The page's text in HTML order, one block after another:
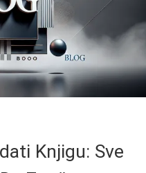
Knjigu: Sve